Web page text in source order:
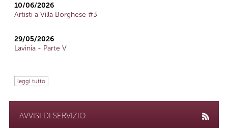
10/06/2026
Artisti a Villa Borghese #3
29/05/2026
Lavinia - Parte V
leggi tutto
AVVISI DI SERVIZIO